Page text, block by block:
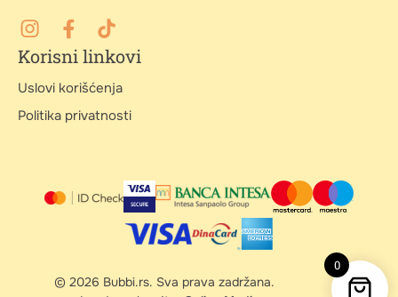
Korisni linkovi
Uslovi korišćenja
Politika privatnosti
© 2026 Bubbi.rs. Sva prava zadržana.
0